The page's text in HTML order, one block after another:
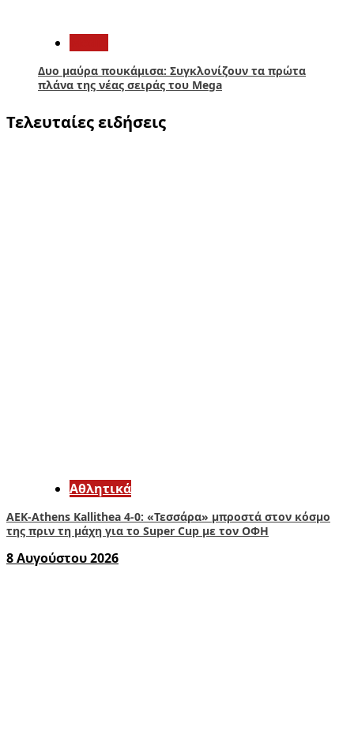
Δυο μαύρα πουκάμισα: Συγκλονίζουν τα πρώτα
πλάνα της νέας σειράς του Mega
Τελευταίες ειδήσεις
Αθλητικά
ΑΕΚ-Athens Kallithea 4-0: «Τεσσάρα» μπροστά στον κόσμο
της πριν τη μάχη για το Super Cup με τον ΟΦΗ
8 Αυγούστου 2026